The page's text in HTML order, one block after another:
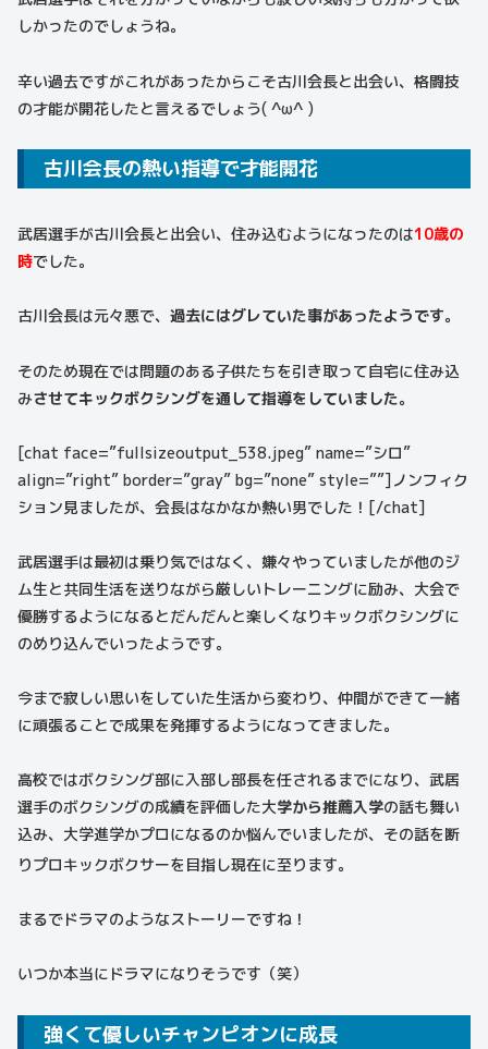
しかったのでしょうね。
辛い過去ですがこれがあったからこそ古川会長と出会い、格闘技
の才能が開花したと言えるでしょう( ^ω^ )
古川会長の熱い指導で才能開花
武居選手が古川会長と出会い、住み込むようになったのは10歳の
時でした。
古川会長は元々悪で、 過去にはグレていた事があったようです。
そのため現在では問題のある子供たちを引き取って自宅に住み込
みさせてキックボクシングを通して指導をしていました。
[chat face=”fullsizeoutput_538.jpeg” name=”シロ”
align=”right” border=”gray” bg=”none” style=””]ノンフィク
ション見ましたが、会長はなかなか熱い男でした！[/chat]
武居選手は最初は乗り気ではなく、嫌々やっていましたが他のジ
ム生と共同生活を送りながら厳しいトレーニングに励み、大会で
優勝するようになるとだんだんと楽しくなりキックボクシングに
のめり込んでいったようです。
今まで寂しい思いをしていた生活から変わり、仲間ができて一緒
に頑張ることで成果を発揮するようになってきました。
高校ではボクシング部に入部し部長を任されるまでになり、武居
選手のボクシングの成績を評価した大学から推薦入学の話も舞い
込み、大学進学かプロになるのか悩んでいましたが、その話を断
りプロキックボクサーを目指し現在に至ります。
まるでドラマのようなストーリーですね！
いつか本当にドラマになりそうです（笑）
強くて優しいチャンピオンに成長